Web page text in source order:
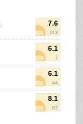
7.6
113
6.1
7
6.1
44
8.1
82